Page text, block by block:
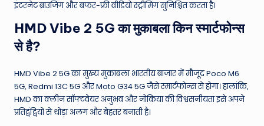
इंटरनेट ब्राउजिंग और बफर-फ्री वीडियो स्ट्रीमिंग सुनिश्चित करता है।
HMD Vibe 2 5G का मुकाबला किन स्मार्टफोन्स
से है?
HMD Vibe 2 5G का मुख्य मुकाबला भारतीय बाजार में मौजूद Poco M6
5G, Redmi 13C 5G और Moto G34 5G जैसे स्मार्टफोन्स से होगा। हालांकि,
HMD का क्लीन सॉफ्टवेयर अनुभव और नोकिया की विश्वसनीयता इसे अपने
प्रतिद्वंद्वियों से थोड़ा अलग और बेहतर बनाती है।